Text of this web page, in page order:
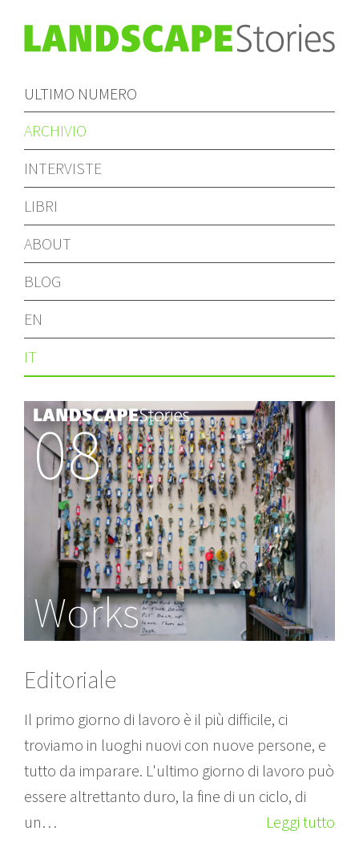
ULTIMO NUMERO
ARCHIVIO
INTERVISTE
LIBRI
ABOUT
BLOG
EN
IT
08
Works
Editoriale
Il primo giorno di lavoro è il più difficile, ci
troviamo in luoghi nuovi con nuove persone, e
tutto da imparare. L'ultimo giorno di lavoro può
essere altrettanto duro, la fine di un ciclo, di
un…
Leggi tutto